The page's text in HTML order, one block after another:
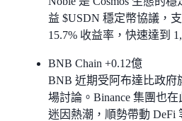
益 $USDN 穩定幣協議，
15.7% 收益率，快速達到
BNB Chain +0.12億
BNB 近期受阿布達比政
場討論。Binance 集團也
迷因熱潮，順勢帶動 DeFi